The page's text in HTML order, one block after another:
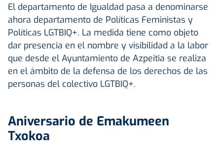
El departamento de Igualdad pasa a denominarse
ahora departamento de Políticas Feministas y
Políticas LGTBIQ+. La medida tiene como objeto
dar presencia en el nombre y visibilidad a la labor
que desde el Ayuntamiento de Azpeitia se realiza
en el ámbito de la defensa de los derechos de las
personas del colectivo LGTBIQ+.
Aniversario de Emakumeen
Txokoa